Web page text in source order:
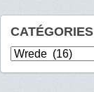
CATÉGORIES
Catégories